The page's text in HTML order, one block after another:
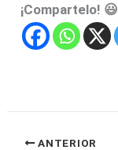
¡Compartelo! 😃
ANTERIOR